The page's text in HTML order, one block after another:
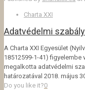
Charta XXI
Adatvédelmi
A Charta XXI Egyesület
18512599-1-41)
megalkotta adatvédelmi
határozatával 2018. május
Do you like it?0